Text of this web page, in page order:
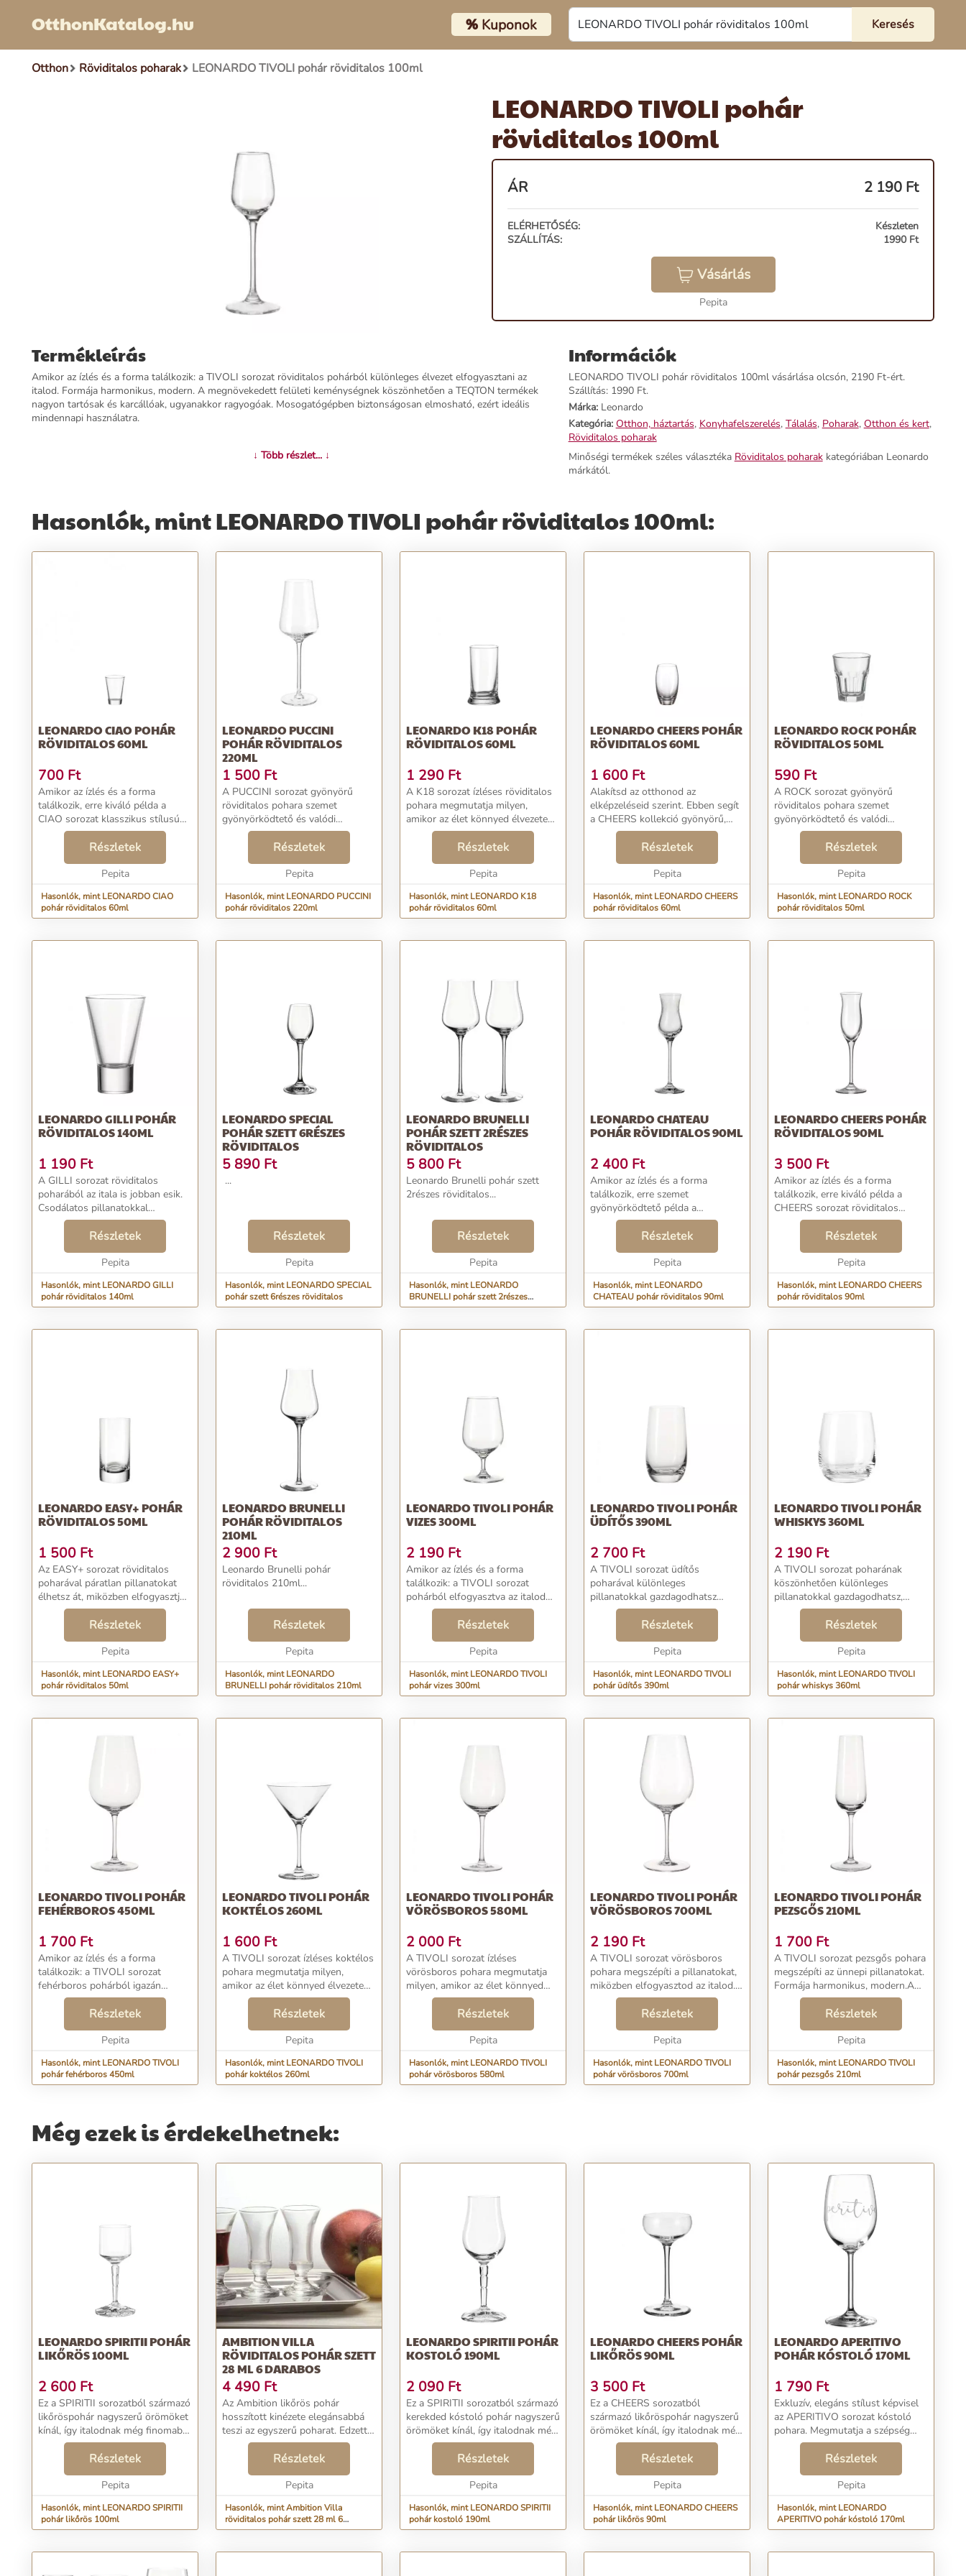
OtthonKatalog.hu %Kuponok
Otthon Röviditalos poharak LEONARDO TIVOLI pohár röviditalos 100ml
LEONARDO TIVOLI pohár
röviditalos 100ml
ÁR 2 190 Ft
ELÉRHETŐSÉG:
Készleten
SZÁLLÍTÁS:
1990 Ft
Vásárlás
Pepita
Termékleírás
Amikor az ízlés és a forma találkozik: a TIVOLI sorozat röviditalos pohárból különleges élvezet elfogyasztani az
italod. Formája harmonikus, modern. A megnövekedett felületi keménységnek köszönhetően a TEQTON termékek
nagyon tartósak és karcállóak, ugyanakkor ragyogóak. Mosogatógépben biztonságosan elmosható, ezért ideális
mindennapi használatra.
↓ Több részlet... ↓
Információk
LEONARDO TIVOLI pohár röviditalos 100ml vásárlása olcsón, 2190 Ft-ért.
Szállítás: 1990 Ft.
Márka:Leonardo
Kategória: Otthon, háztartás, Konyhafelszerelés, Tálalás, Poharak, Otthon és kert,
Röviditalos poharak
Minőségi termékek széles választéka Röviditalos poharakkategóriában Leonardo
márkától.
Hasonlók, mint LEONARDO TIVOLI pohár röviditalos 100ml:
LEONARDO CIAO POHÁR
RÖVIDITALOS 60ML
700 Ft
Amikor az ízlés és a forma
találkozik, erre kiváló példa a
CIAO sorozat klasszikus stílusú
röviditalos pohara. Ebből a
pohárból igazán élvezet
elfogyasztani az italod. Formájával
is az olasz életérzés...
Részletek
Pepita
Hasonlók, mint LEONARDO CIAO
pohár röviditalos 60ml
LEONARDO PUCCINI
POHÁR RÖVIDITALOS
220ML
1 500 Ft
A PUCCINI sorozat gyönyörű
röviditalos pohara szemet
gyönyörködtető és valódi
élvezetet nyújt! Szögletes formája
igazán stílusos. Formáld az életed
a stílusodnak megfelelően.A
megnövekedett felületi k...
Részletek
Pepita
Hasonlók, mint LEONARDO PUCCINI
pohár röviditalos 220ml
LEONARDO K18 POHÁR
RÖVIDITALOS 60ML
1 290 Ft
A K18 sorozat ízléses röviditalos
pohara megmutatja milyen,
amikor az élet könnyed élvezete
találkozik a szépséggel. Egyszerű
és mértéktartó hengeres formája
harmonikus, letisztult. Mutasd
Részletek
Pepita
Hasonlók, mint LEONARDO K18
pohár röviditalos 60ml
LEONARDO CHEERS POHÁR
RÖVIDITALOS 60ML
1 600 Ft
Alakítsd az otthonod az
elképzeléseid szerint. Ebben segít
a CHEERS kollekció gyönyörű,
ívelt formájú röviditalos pohara.
Azok számára szinte kötelező, akik
értékelik a minőséget. A
megnövekedett felü...
Részletek
Pepita
Hasonlók, mint LEONARDO CHEERS
pohár röviditalos 60ml
LEONARDO ROCK POHÁR
RÖVIDITALOS 50ML
590 Ft
A ROCK sorozat gyönyörű
röviditalos pohara szemet
gyönyörködtető és valódi
élvezetet nyújt! Szögletes formája
a klasszikus stílus maga,
tökéletesen kombinálható más,
modern megjelenésű darabokkal.
Részletek
Pepita
Hasonlók, mint LEONARDO ROCK
pohár röviditalos 50ml
LEONARDO GILLI POHÁR
RÖVIDITALOS 140ML
1 190 Ft
A GILLI sorozat röviditalos
poharából az itala is jobban esik.
Csodálatos pillanatokkal
gazdagodhat, miközben
elfogyasztja italát. Formája
különleges, de mégis klasszikus,
könnyen kombinálható moderne...
Részletek
Pepita
Hasonlók, mint LEONARDO GILLI
pohár röviditalos 140ml
LEONARDO SPECIAL
POHÁR SZETT 6RÉSZES
RÖVIDITALOS
5 890 Ft
...
Részletek
Pepita
Hasonlók, mint LEONARDO SPECIAL
pohár szett 6részes röviditalos
LEONARDO BRUNELLI
POHÁR SZETT 2RÉSZES
RÖVIDITALOS
5 800 Ft
Leonardo Brunelli pohár szett
2részes röviditalos...
Részletek
Pepita
Hasonlók, mint LEONARDO
BRUNELLI pohár szett 2részes
röviditalos
LEONARDO CHATEAU
POHÁR RÖVIDITALOS 90ML
2 400 Ft
Amikor az ízlés és a forma
találkozik, erre szemet
gyönyörködtető példa a
CHATEAU sorozat röviditalos
pohara. Ebből a pohárból igazán
élvezet elfogyasztani az italod.
Formájával és nemes, elegáns
Részletek
Pepita
Hasonlók, mint LEONARDO
CHATEAU pohár röviditalos 90ml
LEONARDO CHEERS POHÁR
RÖVIDITALOS 90ML
3 500 Ft
Amikor az ízlés és a forma
találkozik, erre kiváló példa a
CHEERS sorozat röviditalos
pohara. Ebből a pohárból igazán
élvezet elfogyasztani az italod.
Formájával is az olasz életérzést
nyújtja, amikor...
Részletek
Pepita
Hasonlók, mint LEONARDO CHEERS
pohár röviditalos 90ml
LEONARDO EASY+ POHÁR
RÖVIDITALOS 50ML
1 500 Ft
Az EASY+ sorozat röviditalos
poharával páratlan pillanatokat
élhetsz át, miközben elfogyasztjod
italod. Hengeres formája modern
és inspiráló. Egyszerűségében
rejlik a szépsége. A
megnövekedett felület...
Részletek
Pepita
Hasonlók, mint LEONARDO EASY+
pohár röviditalos 50ml
LEONARDO BRUNELLI
POHÁR RÖVIDITALOS
210ML
2 900 Ft
Leonardo Brunelli pohár
röviditalos 210ml...
Részletek
Pepita
Hasonlók, mint LEONARDO
BRUNELLI pohár röviditalos 210ml
LEONARDO TIVOLI POHÁR
VIZES 300ML
2 190 Ft
Amikor az ízlés és a forma
találkozik: a TIVOLI sorozat
pohárból elfogyasztva az italod
szép pillanatokkal gazdagodhatsz.
Formája harmonikus, modern. A
megnövekedett felületi
keménységnek köszönhetően...
Részletek
Pepita
Hasonlók, mint LEONARDO TIVOLI
pohár vizes 300ml
LEONARDO TIVOLI POHÁR
ÜDÍTŐS 390ML
2 700 Ft
A TIVOLI sorozat üdítős
poharával különleges
pillanatokkal gazdagodhatsz
italod elfogyasztásakor. Formája
harmonikus, modern. A
megnövekedett felületi
keménységnek köszönhetően a
Részletek
Pepita
Hasonlók, mint LEONARDO TIVOLI
pohár üdítős 390ml
LEONARDO TIVOLI POHÁR
WHISKYS 360ML
2 190 Ft
A TIVOLI sorozat poharának
köszönhetően különleges
pillanatokkal gazdagodhatsz,
miközben elfogyasztod italdat.
Formája harmonikus, modern. A
megnövekedett felületi
keménységnek köszönhetően a
Részletek
Pepita
Hasonlók, mint LEONARDO TIVOLI
pohár whiskys 360ml
LEONARDO TIVOLI POHÁR
FEHÉRBOROS 450ML
1 700 Ft
Amikor az ízlés és a forma
találkozik: a TIVOLI sorozat
fehérboros pohárból igazán
élvezet elfogyasztani az italod.
Formája harmonikus, modern.A
megnövekedett felületi
keménységnek köszönhetően a
Részletek
Pepita
Hasonlók, mint LEONARDO TIVOLI
pohár fehérboros 450ml
LEONARDO TIVOLI POHÁR
KOKTÉLOS 260ML
1 600 Ft
A TIVOLI sorozat ízléses koktélos
pohara megmutatja milyen,
amikor az élet könnyed élvezete
találkozik a szépséggel. Formája
harmonikus, modern stílusú.A
megnövekedett felületi
keménységnek köszönhető...
Részletek
Pepita
Hasonlók, mint LEONARDO TIVOLI
pohár koktélos 260ml
LEONARDO TIVOLI POHÁR
VÖRÖSBOROS 580ML
2 000 Ft
A TIVOLI sorozat ízléses
vörösboros pohara megmutatja
milyen, amikor az élet könnyed
élvezete találkozik a szépséggel.
Formája harmonikus, modern
stílusú.A megnövekedett felületi
keménységnek köszönhe...
Részletek
Pepita
Hasonlók, mint LEONARDO TIVOLI
pohár vörösboros 580ml
LEONARDO TIVOLI POHÁR
VÖRÖSBOROS 700ML
2 190 Ft
A TIVOLI sorozat vörösboros
pohara megszépíti a pillanatokat,
miközben elfogyasztod az italod.
Formája harmonikus, modern. A
megnövekedett felületi
keménységnek köszönhetően a
TEQTON termékek nagyon t...
Részletek
Pepita
Hasonlók, mint LEONARDO TIVOLI
pohár vörösboros 700ml
LEONARDO TIVOLI POHÁR
PEZSGŐS 210ML
1 700 Ft
A TIVOLI sorozat pezsgős pohara
megszépíti az ünnepi pillanatokat.
Formája harmonikus, modern.A
megnövekedett felületi
keménységnek köszönhetően a
TEQTON termékek nagyon
tartósak és karcállóak, ugyana...
Részletek
Pepita
Hasonlók, mint LEONARDO TIVOLI
pohár pezsgős 210ml
Még ezek is érdekelhetnek:
LEONARDO SPIRITII POHÁR
LIKŐRÖS 100ML
2 600 Ft
Ez a SPIRITII sorozatból származó
likőröspohár nagyszerű örömöket
kínál, így italodnak még finomabb
íze lehet. A domborműves minta
csodálatos, nem mindennapi
megjelenést kölcsönöz a
pohárnak, modern é...
Részletek
Pepita
Hasonlók, mint LEONARDO SPIRITII
pohár likőrös 100ml
AMBITION VILLA
RÖVIDITALOS POHÁR SZETT
28 ML 6 DARABOS
4 490 Ft
Az Ambition likőrös pohár
hosszított kinézete elegánsabbá
teszi az egyszerű poharat. Edzett
üvegből készült, így tartóssága
hosszabb ideig megmarad....
Részletek
Pepita
Hasonlók, mint Ambition Villa
röviditalos pohár szett 28 ml 6
darabos
LEONARDO SPIRITII POHÁR
KOSTOLÓ 190ML
2 090 Ft
Ez a SPIRITII sorozatból származó
kerekded kóstoló pohár nagyszerű
örömöket kínál, így italodnak még
finomabb íze lehet. A
domborműves minta csodálatos,
nem mindennapi megjelenést
kölcsönöz a pohárnak...
Részletek
Pepita
Hasonlók, mint LEONARDO SPIRITII
pohár kostoló 190ml
LEONARDO CHEERS POHÁR
LIKŐRÖS 90ML
3 500 Ft
Ez a CHEERS sorozatból
származó likőröspohár nagyszerű
örömöket kínál, így italodnak még
finomabb íze lehet. Az öblös
forma és hosszú szár csodaszép
megjelenést kölcsönöz a
pohárnak, klasszikus, elegá...
Részletek
Pepita
Hasonlók, mint LEONARDO CHEERS
pohár likőrös 90ml
LEONARDO APERITIVO
POHÁR KÓSTOLÓ 170ML
1 790 Ft
Exkluzív, elegáns stílust képvisel
az APERITIVO sorozat kóstoló
pohara. Megmutatja a szépség
fogalmát. Ívelt alakjával és
gyönyörű metszet mintájával
étkezőasztalod dísze lehet. Semmi
sem ad olyan sok...
Részletek
Pepita
Hasonlók, mint LEONARDO
APERITIVO pohár kóstoló 170ml